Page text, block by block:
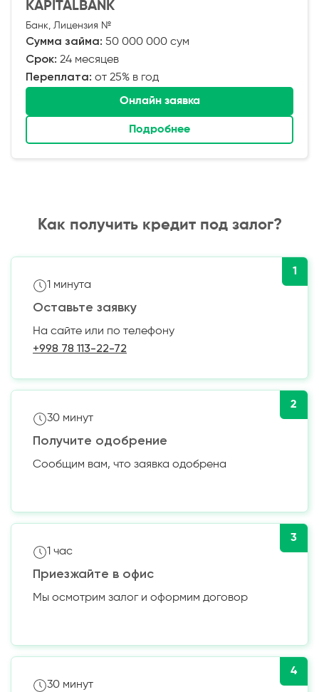
KAPITALBANK
Банк, Лицензия №
Сумма займа: 50 000 000 сум
Срок: 24 месяцев
Переплата: от 25% в год
Онлайн заявка
Подробнее
Как получить кредит под залог?
1
1 минута
Оставьте заявку
На сайте или по телефону
+998 78 113-22-72
2
30 минут
Получите одобрение
Сообщим вам, что заявка одобрена
3
1 час
Приезжайте в офис
Мы осмотрим залог и оформим договор
4
30 минут